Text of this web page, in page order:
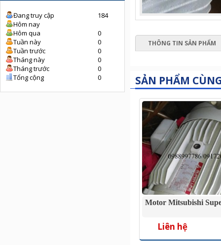
Đang truy cập
184
Hôm nay
Hôm qua
0
Tuần này
0
Tuần trước
0
Tháng này
0
Tháng trước
0
Tổng cộng
0
THÔNG TIN SẢN PHẨM
SẢN PHẨM
Motor Mitsubishi
Liên hệ